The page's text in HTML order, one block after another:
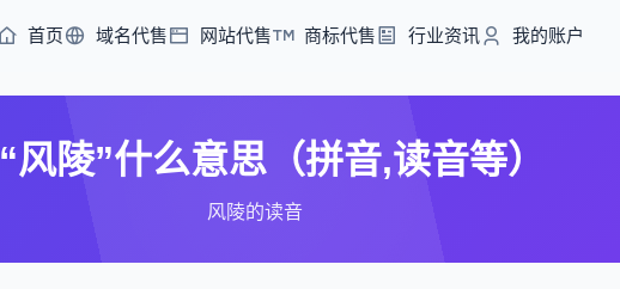
首页 域名代售 网站代售 商标代售 行业资讯 我的账户
“风陵”什么意思（拼音,读音等）
风陵的读音